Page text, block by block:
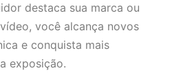
destaca sua marca ou
você alcança novos
e conquista mais
exposição.